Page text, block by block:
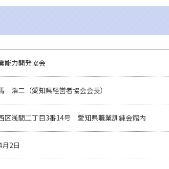
能力開発協会
浩二（愛知県経営者協会会長）
区浅間二丁目3番14号 愛知県職業訓練会館内
2日